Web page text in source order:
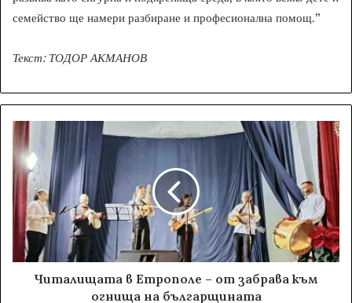
семейство ще намери разбиране и професионална помощ.”
Текст: ТОДОР АКМАНОВ
Читалищата в Етрополе – от забрава към
огнища на българщината